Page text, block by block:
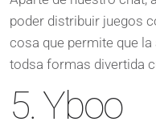
poder distribuir juegos
cosa que permite que
todsa formas divertida
5. Yboo